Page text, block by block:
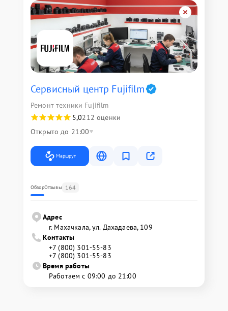
Сервисный центр Fujifilm
Ремонт техники Fujifilm
5,0212 оценки
Открыто до 21:00
Маршрут
ОбзорОтзывы 164
Адрес
г. Махачкала, ул. Дахадаева, 109
Контакты
+7 (800) 301-55-83
+7 (800) 301-55-83
Время работы
Работаем с 09:00 до 21:00